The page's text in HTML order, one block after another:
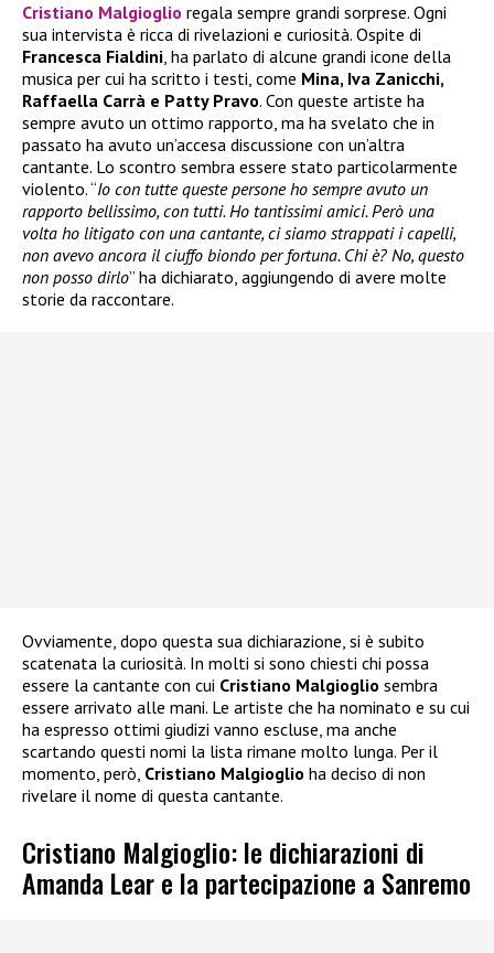
Cristiano Malgioglio regala sempre grandi sorprese. Ogni
sua intervista è ricca di rivelazioni e curiosità. Ospite di
Francesca Fialdini, ha parlato di alcune grandi icone della
musica per cui ha scritto i testi, come Mina, Iva Zanicchi,
Raffaella Carrà e Patty Pravo. Con queste artiste ha
sempre avuto un ottimo rapporto, ma ha svelato che in
passato ha avuto un’accesa discussione con un’altra
cantante. Lo scontro sembra essere stato particolarmente
violento. “Io con tutte queste persone ho sempre avuto un
rapporto bellissimo, con tutti. Ho tantissimi amici. Però una
volta ho litigato con una cantante, ci siamo strappati i capelli,
non avevo ancora il ciuffo biondo per fortuna. Chi è? No, questo
non posso dirlo” ha dichiarato, aggiungendo di avere molte
storie da raccontare.
Ovviamente, dopo questa sua dichiarazione, si è subito
scatenata la curiosità. In molti si sono chiesti chi possa
essere la cantante con cui Cristiano Malgioglio sembra
essere arrivato alle mani. Le artiste che ha nominato e su cui
ha espresso ottimi giudizi vanno escluse, ma anche
scartando questi nomi la lista rimane molto lunga. Per il
momento, però, Cristiano Malgioglio ha deciso di non
rivelare il nome di questa cantante.
Cristiano Malgioglio: le dichiarazioni di
Amanda Lear e la partecipazione a Sanremo